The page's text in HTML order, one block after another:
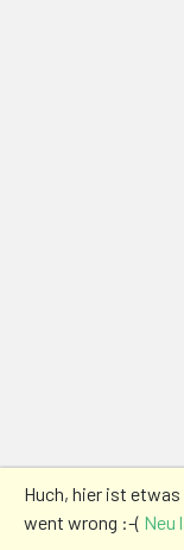
Huch, hier ist
went wrong :-( Neu